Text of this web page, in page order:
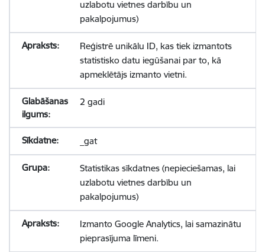
uzlabotu vietnes darbību un
pakalpojumus)
Reģistrē unikālu ID, kas tiek izmantots
statistisko datu iegūšanai par to, kā
apmeklētājs izmanto vietni.
2 gadi
_gat
Statistikas sīkdatnes (nepieciešamas, lai
uzlabotu vietnes darbību un
pakalpojumus)
Izmanto Google Analytics, lai samazinātu
pieprasījuma līmeni.